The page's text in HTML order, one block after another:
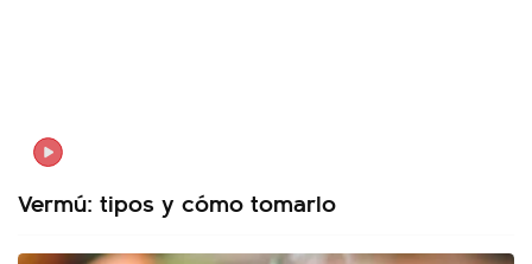
Vermú: tipos y cómo tomarlo